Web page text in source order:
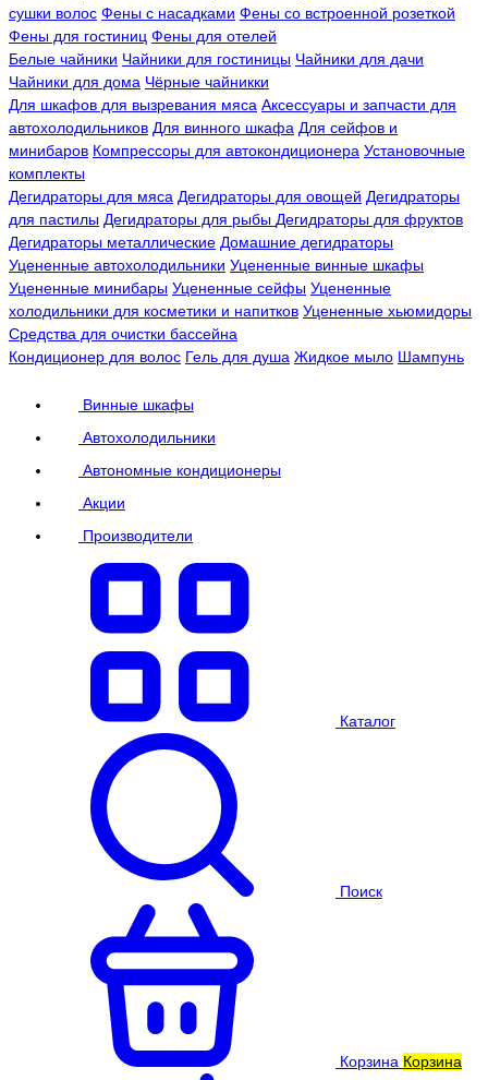
сушки волос Фены с насадками Фены со встроенной розеткой
Фены для гостиниц Фены для отелей
Белые чайники Чайники для гостиницы Чайники для дачи
Чайники для дома Чёрные чайникки
Для шкафов для вызревания мяса Аксессуары и запчасти для
автохолодильников Для винного шкафа Для сейфов и
минибаров Компрессоры для автокондиционера Установочные
комплекты
Дегидраторы для мяса Дегидраторы для овощей Дегидраторы
для пастилы Дегидраторы для рыбы Дегидраторы для фруктов
Дегидраторы металлические Домашние дегидраторы
Уцененные автохолодильники Уцененные винные шкафы
Уцененные минибары Уцененные сейфы Уцененные
холодильники для косметики и напитков Уцененные хьюмидоры
Средства для очистки бассейна
Кондиционер для волос Гель для душа Жидкое мыло Шампунь
Винные шкафы
Автохолодильники
Автономные кондиционеры
Акции
Производители
Каталог
Поиск
Корзина Корзина